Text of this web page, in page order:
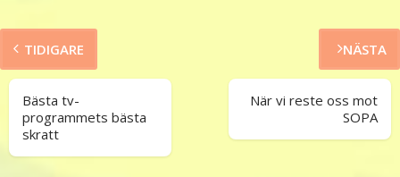
TIDIGARE
Bästa tv-
programmets bästa
skratt
NÄSTA
När vi reste oss mot
SOPA